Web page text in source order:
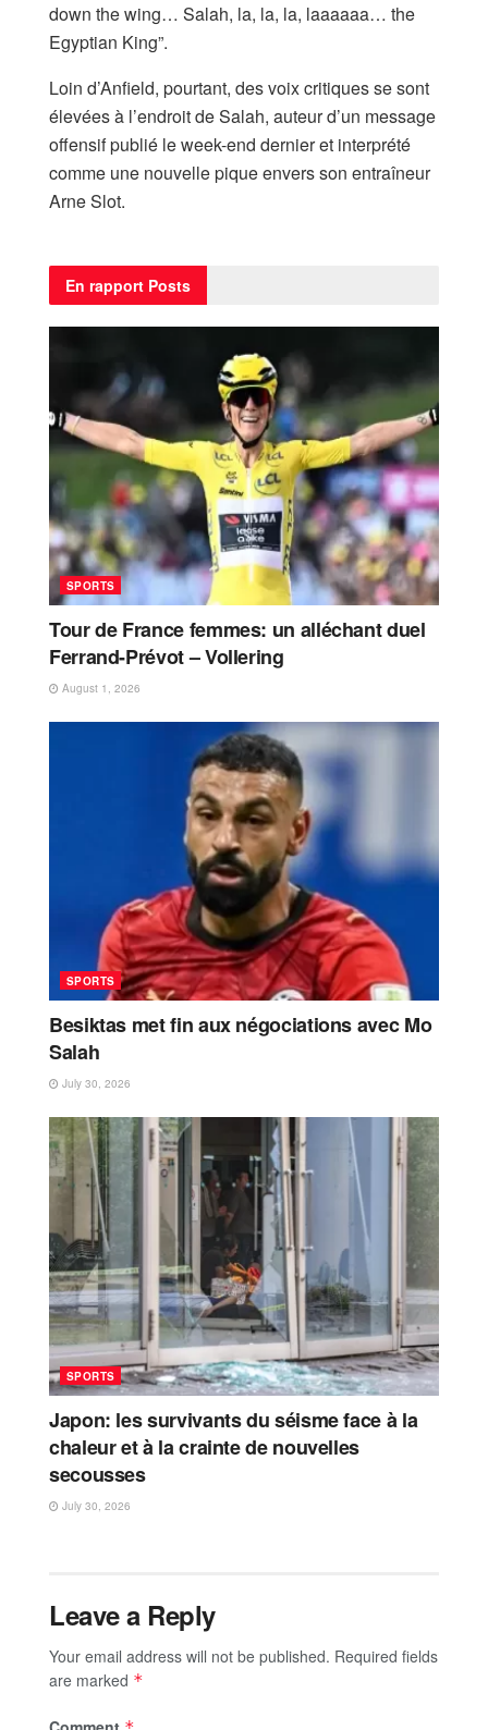
down the wing… Salah, la, la, la, laaaaaa… the
Egyptian King”.
Loin d’Anfield, pourtant, des voix critiques se sont
élevées à l’endroit de Salah, auteur d’un message
offensif publié le week-end dernier et interprété
comme une nouvelle pique envers son entraîneur
Arne Slot.
En rapport Posts
SPORTS
Tour de France femmes: un alléchant duel
Ferrand-Prévot – Vollering
August 1, 2026
SPORTS
Besiktas met fin aux négociations avec Mo
Salah
July 30, 2026
SPORTS
Japon: les survivants du séisme face à la
chaleur et à la crainte de nouvelles
secousses
July 30, 2026
Leave a Reply
Your email address will not be published. Required fields
are marked *